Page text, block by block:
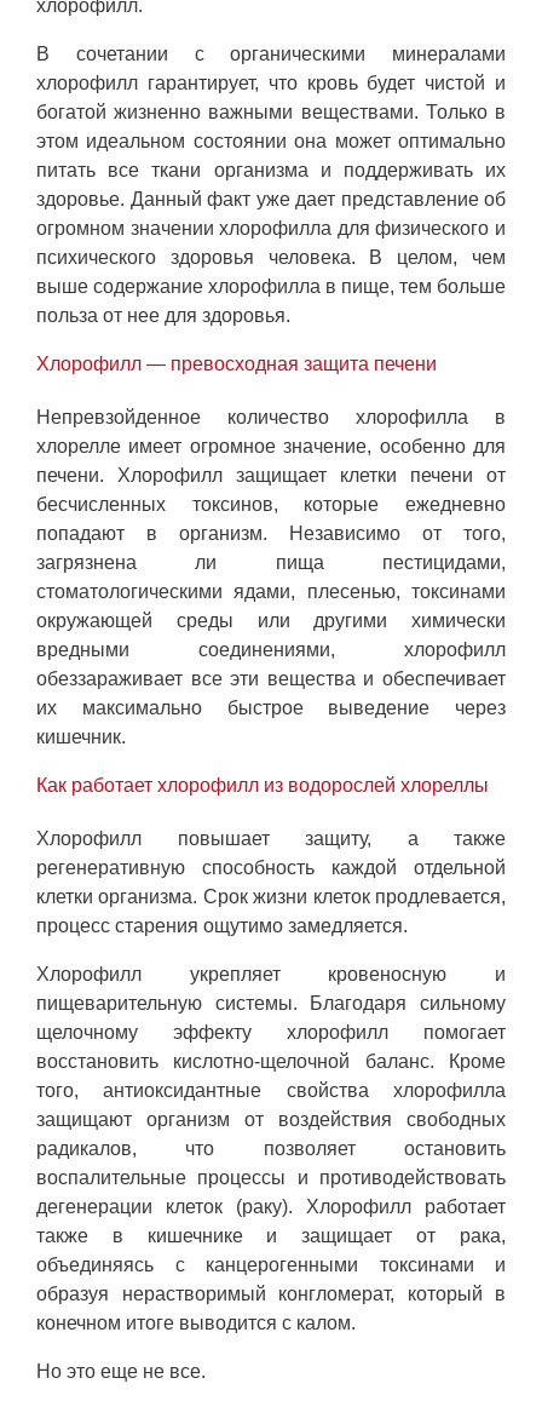
хлорофилл.
В сочетании с органическими минералами
хлорофилл гарантирует, что кровь будет чистой и
богатой жизненно важными веществами. Только в
этом идеальном состоянии она может оптимально
питать все ткани организма и поддерживать их
здоровье. Данный факт уже дает представление об
огромном значении хлорофилла для физического и
психического здоровья человека. В целом, чем
выше содержание хлорофилла в пище, тем больше
польза от нее для здоровья.
Хлорофилл — превосходная защита печени
Непревзойденное количество хлорофилла в
хлорелле имеет огромное значение, особенно для
печени. Хлорофилл защищает клетки печени от
бесчисленных токсинов, которые ежедневно
попадают в организм. Независимо от того,
загрязнена ли пища пестицидами,
стоматологическими ядами, плесенью, токсинами
окружающей среды или другими химически
вредными соединениями, хлорофилл
обеззараживает все эти вещества и обеспечивает
их максимально быстрое выведение через
кишечник.
Как работает хлорофилл из водорослей хлореллы
Хлорофилл повышает защиту, а также
регенеративную способность каждой отдельной
клетки организма. Срок жизни клеток продлевается,
процесс старения ощутимо замедляется.
Хлорофилл укрепляет кровеносную и
пищеварительную системы. Благодаря сильному
щелочному эффекту хлорофилл помогает
восстановить кислотно-щелочной баланс. Кроме
того, антиоксидантные свойства хлорофилла
защищают организм от воздействия свободных
радикалов, что позволяет остановить
воспалительные процессы и противодействовать
дегенерации клеток (раку). Хлорофилл работает
также в кишечнике и защищает от рака,
объединяясь с канцерогенными токсинами и
образуя нерастворимый конгломерат, который в
конечном итоге выводится с калом.
Но это еще не все.